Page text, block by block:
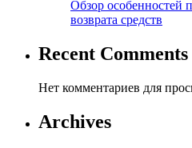
Обзор особенностей
возврата средств
Recent Comments
Нет комментариев для
Archives